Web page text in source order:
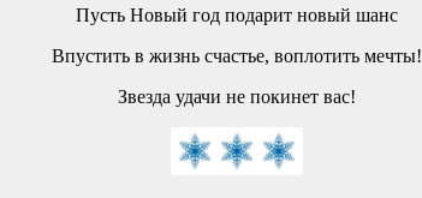
Пусть Новый год подарит новый шанс
Впустить в жизнь счастье, воплотить мечты!
Звезда удачи не покинет вас!